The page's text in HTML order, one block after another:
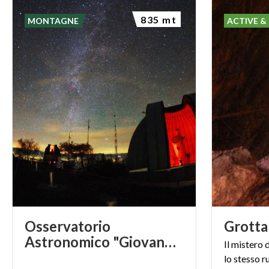
Osservatorio
Astronomico "Giovanni Virginio Schiaparelli"
MONTAGNE 835 mt
Grotta
Ilmistero
lostesso
ACTIVE &